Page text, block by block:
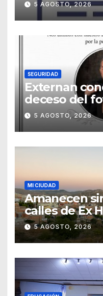
5 AGOSTO, 2026
SEGURIDAD
Externan
deceso del
Emmanuel
5 AGOSTO, 2026
MI CIUDAD
Amanecen
calles de Ex
Teresa
5 AGOSTO, 2026